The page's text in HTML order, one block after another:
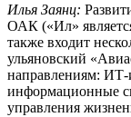
Илья Заянц:
ОАК («Ил»
также входит
ульяновский
направлениям: ИТ-
информационные
управления